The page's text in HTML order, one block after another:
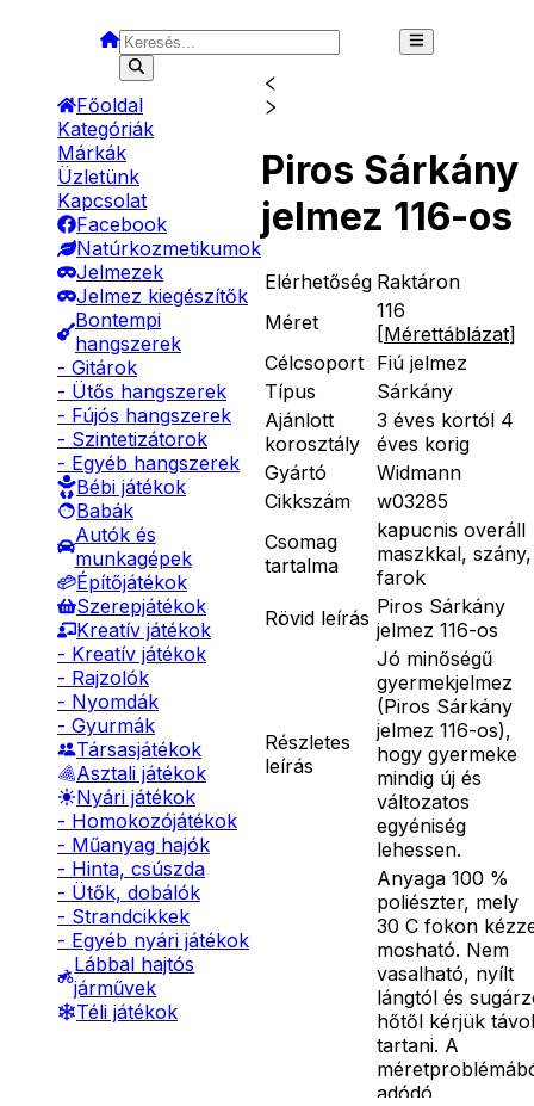
Főoldal
Kategóriák
Márkák
Üzletünk
Kapcsolat
Facebook
Natúrkozmetikumok
Jelmezek
Jelmez kiegészítők
Bontempi
hangszerek
- Gitárok
- Ütős hangszerek
- Fújós hangszerek
- Szintetizátorok
- Egyéb hangszerek
Bébi játékok
Babák
Autók és
munkagépek
Építőjátékok
Szerepjátékok
Kreatív játékok
- Kreatív játékok
- Rajzolók
- Nyomdák
- Gyurmák
Társasjátékok
Asztali játékok
Nyári játékok
- Homokozójátékok
- Műanyag hajók
- Hinta, csúszda
- Ütők, dobálók
- Strandcikkek
- Egyéb nyári játékok
Lábbal hajtós
járművek
Téli játékok
Piros Sárkány
jelmez 116-os
Elérhetőség Raktáron
Méret
116
[Mérettáblázat]
Célcsoport Fiú jelmez
Típus
Sárkány
Ajánlott
korosztály
3 éves kortól 4
éves korig
Gyártó
Widmann
Cikkszám
w03285
Csomag
tartalma
kapucnis overáll
maszkkal, szány,
farok
Rövid leírás Piros Sárkány
jelmez 116-os
Részletes
leírás
Jó minőségű
gyermekjelmez
(Piros Sárkány
jelmez 116-os),
hogy gyermeke
mindig új és
változatos
egyéniség
lehessen.
Anyaga 100 %
poliészter, mely
30 C fokon
mosható. Nem
vasalható, nyílt
lángtól és
hőtől kérjük távol
tartani. A
adódó